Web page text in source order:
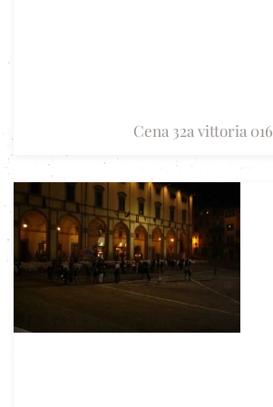
Cena 32a vittoria 016